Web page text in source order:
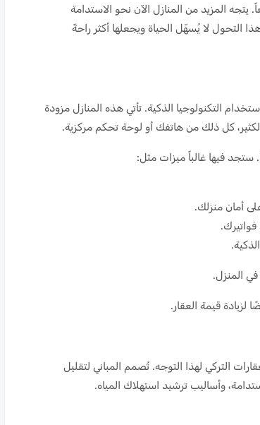
سريعاً. يتجه المزيد من المنازل الآن نحو الاستدامة
التحول لا يُسهّل الحياة ويجعلها أكثر راحةً
التكنولوجيا الذكية. تأتي هذه المنازل مزودة
الكثير، كل ذلك من هاتفك أو لوحة تحكم مركزية.
ستجد فيها غالباً ميزات مثل:
أمان منزلك.
المنزل.
لزيادة قيمة العقار.
التركي لهذا التوجه. تُصمم المباني لتقليل
وأساليب ترشيد استهلاك المياه.